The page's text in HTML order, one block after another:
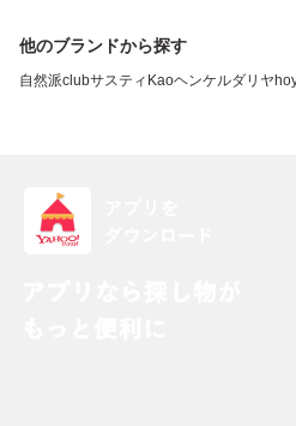
他のブランドから探す
自然派clubサスティ Kaoヘンケルダリヤ